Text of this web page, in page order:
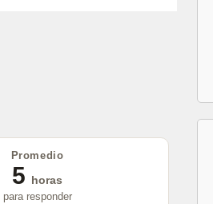
Promedio
5
horas
para responder